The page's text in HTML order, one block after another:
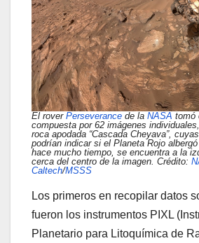
El rover Perseverance de la NASA tomó
compuesta por 62 imágenes
roca apodada “Cascada Cheyava”,
podrían indicar si el Planeta Rojo
hace mucho tiempo, se encuentra a la
cerca del centro de la imagen. Crédito:
Caltech/MSSS
Los primeros en recopilar datos
fueron los instrumentos PIXL
Planetario para Litoquímica de